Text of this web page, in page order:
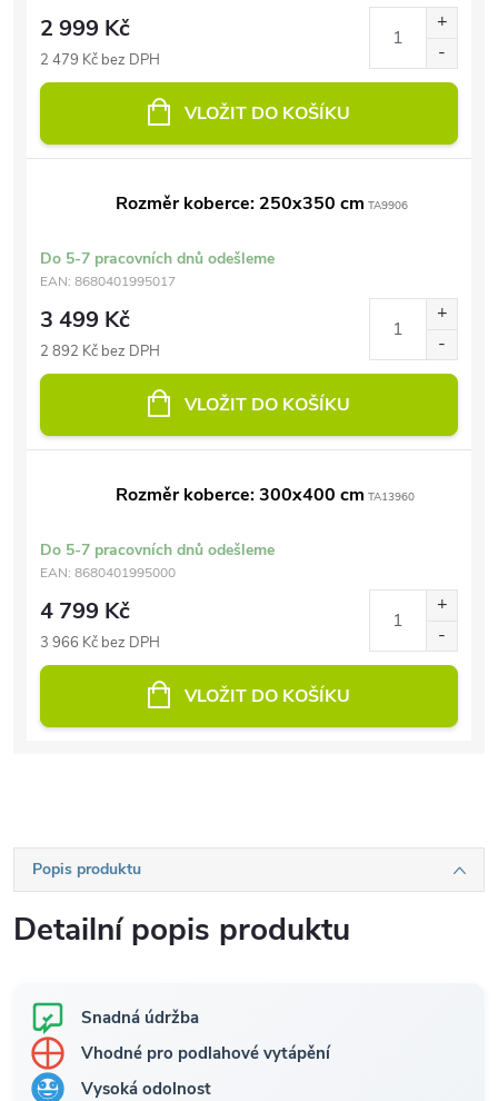
2 999 Kč
2 479 Kč bez DPH
VLOŽIT DO KOŠÍKU
Rozměr koberce: 250x350 cm TA9906
Do 5-7 pracovních dnů odešleme
EAN: 8680401995017
3 499 Kč
2 892 Kč bez DPH
VLOŽIT DO KOŠÍKU
Rozměr koberce: 300x400 cm TA13960
Do 5-7 pracovních dnů odešleme
EAN: 8680401995000
4 799 Kč
3 966 Kč bez DPH
VLOŽIT DO KOŠÍKU
Popis produktu
Detailní popis produktu
Snadná údržba
Vhodné pro podlahové vytápění
Vysoká odolnost